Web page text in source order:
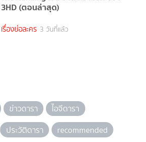
3HD (ตอนล่าสุด)
เรื่องย่อละคร 3 วันที่แล้ว
ข่าวดารา
ไอจีดารา
ประวัติดารา
recommended